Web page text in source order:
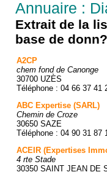
Annuaire :
Extrait de la
base de
A2CP
chem fond de Canonge
30700 UZÈS
Téléphone : 04 66 37 41
ABC Expertise (SARL)
Chemin de Croze
30650 SAZE
Téléphone : 04 90 31 87
ACEIR (Expertises
4 rte Stade
30350 SAINT JEAN DE